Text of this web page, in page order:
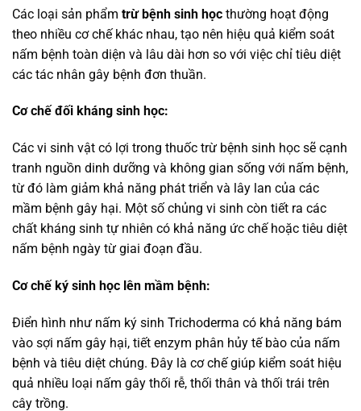
Các loại sản phẩm trừ bệnh sinh học thường hoạt động
theo nhiều cơ chế khác nhau, tạo nên hiệu quả kiểm soát
nấm bệnh toàn diện và lâu dài hơn so với việc chỉ tiêu diệt
các tác nhân gây bệnh đơn thuần.
Cơ chế đối kháng sinh học:
Các vi sinh vật có lợi trong thuốc trừ bệnh sinh học sẽ cạnh
tranh nguồn dinh dưỡng và không gian sống với nấm bệnh,
từ đó làm giảm khả năng phát triển và lây lan của các
mầm bệnh gây hại. Một số chủng vi sinh còn tiết ra các
chất kháng sinh tự nhiên có khả năng ức chế hoặc tiêu diệt
nấm bệnh ngày từ giai đoạn đầu.
Cơ chế ký sinh học lên mầm bệnh:
Điển hình như nấm ký sinh Trichoderma có khả năng bám
vào sợi nấm gây hại, tiết enzym phân hủy tế bào của nấm
bệnh và tiêu diệt chúng. Đây là cơ chế giúp kiểm soát hiệu
quả nhiều loại nấm gây thối rễ, thối thân và thối trái trên
cây trồng.